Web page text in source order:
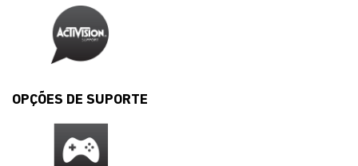
OPÇÕES DE SUPORTE